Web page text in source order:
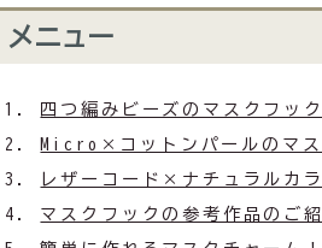
メニュー
四つ編みビーズのマスクフック
Micro×コットンパールのマス
レザーコード×ナチュラルカ
マスクフックの参考作品のご